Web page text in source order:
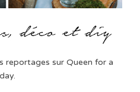
reportages sur Queen for a
day.